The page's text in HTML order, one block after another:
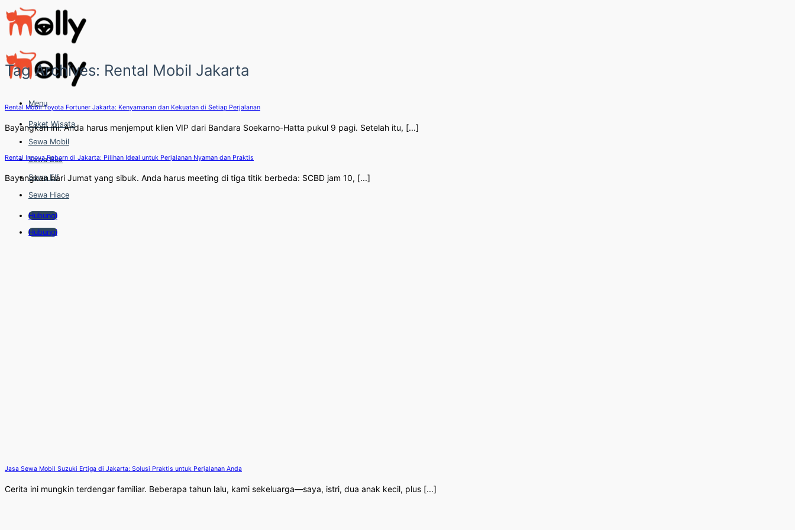
Skip
to
content
Menu
Paket Wisata
Sewa Mobil
Sewa Bus
Sewa Elf
Sewa Hiace
Hubungi
Hubungi
Tag Archives: Rental Mobil Jakarta
Rental Mobil Toyota Fortuner Jakarta: Kenyamanan dan Kekuatan di Setiap Perjalanan
Bayangkan ini: Anda harus menjemput klien VIP dari Bandara Soekarno-Hatta pukul 9 pagi. Setelah itu, [...]
Rental Innova Reborn di Jakarta: Pilihan Ideal untuk Perjalanan Nyaman dan Praktis
Bayangkan hari Jumat yang sibuk. Anda harus meeting di tiga titik berbeda: SCBD jam 10, [...]
Jasa Sewa Mobil Suzuki Ertiga di Jakarta: Solusi Praktis untuk Perjalanan Anda
Cerita ini mungkin terdengar familiar. Beberapa tahun lalu, kami sekeluarga—saya, istri, dua anak kecil, plus [...]